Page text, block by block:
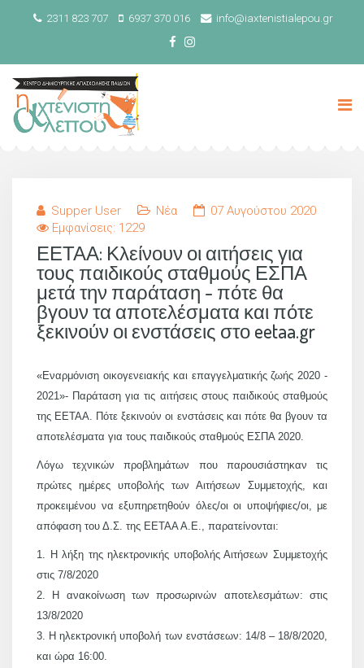
2311 823 707 6937 370 016 info@iaxtenistialepou.gr
Supper User Νέα
07 Αυγούστου 2020
Εμφανίσεις: 1229
ΕΕΤΑΑ: Κλείνουν οι αιτήσεις για
τους παιδικούς σταθμούς ΕΣΠΑ
μετά την παράταση - πότε θα
βγουν τα αποτελέσματα και πότε
ξεκινούν οι ενστάσεις στο eetaa.gr
«Εναρμόνιση οικογενειακής και επαγγελματικής ζωής 2020 -
2021»- Παράταση για τις αιτήσεις στους παιδικούς σταθμούς
της ΕΕΤΑΑ. Πότε ξεκινούν οι ενστάσεις και πότε θα βγουν τα
αποτελέσματα για τους παιδικούς σταθμούς ΕΣΠΑ 2020.
Λόγω τεχνικών προβλημάτων που παρουσιάστηκαν τις
πρώτες ημέρες υποβολής των Αιτήσεων Συμμετοχής, και
προκειμένου να εξυπηρετηθούν όλες/οι οι υποψήφιες/οι, με
απόφαση του Δ.Σ. της ΕΕΤΑΑ Α.Ε., παρατείνονται:
1. Η λήξη της ηλεκτρονικής υποβολής Αιτήσεων Συμμετοχής
στις 7/8/2020
2. Η ανακοίνωση των προσωρινών αποτελεσμάτων: στις
13/8/2020
3. Η ηλεκτρονική υποβολή των ενστάσεων: 14/8 – 18/8/2020,
και ώρα 16:00.